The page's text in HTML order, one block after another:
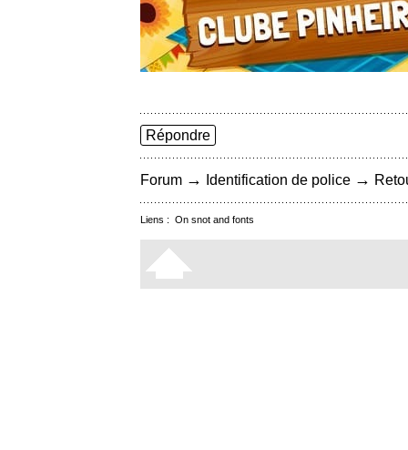
Répondre
Forum → Identification de police →
Liens : On snot and fonts